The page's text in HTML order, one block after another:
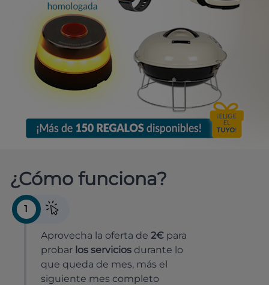
¿Cómo funciona?
1
Aprovecha la oferta de 2€ para
probar los servicios durante lo
que queda de mes, más el
siguiente mes completo